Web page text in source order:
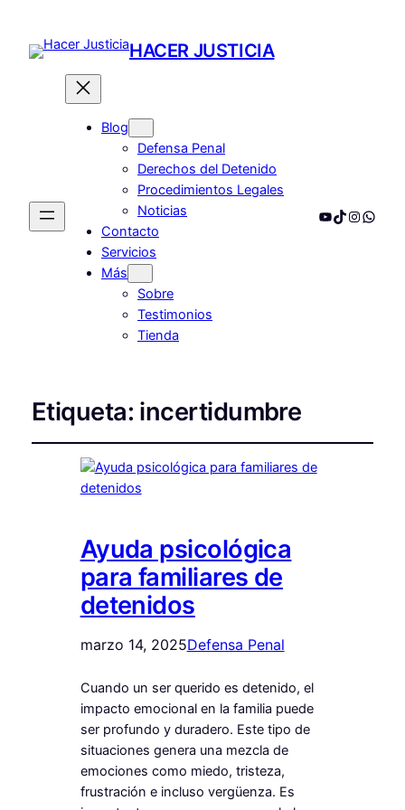
HACER JUSTICIA
Blog
Defensa Penal
Derechos del Detenido
Procedimientos Legales
Noticias
Contacto
Servicios
Más
Sobre
Testimonios
Tienda
YouTube
TikTok
Etiqueta: incertidumbre
Ayuda psicológica
para familiares de
detenidos
marzo 14, 2025Defensa Penal
Cuando un ser querido es detenido, el
impacto emocional en la familia puede
ser profundo y duradero. Este tipo de
situaciones genera una mezcla de
emociones como miedo, tristeza,
frustración e incluso vergüenza. Es